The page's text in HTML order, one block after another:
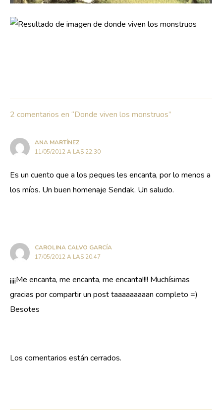
2 comentarios en “Donde viven los monstruos”
ANA MARTÍNEZ
11/05/2012 A LAS 22:30
Es un cuento que a los peques les encanta, por lo menos a
los míos. Un buen homenaje Sendak. Un saludo.
CAROLINA CALVO GARCÍA
17/05/2012 A LAS 20:47
¡¡¡¡Me encanta, me encanta, me encanta!!!! Muchísimas
gracias por compartir un post taaaaaaaaan completo =)
Besotes
Los comentarios están cerrados.